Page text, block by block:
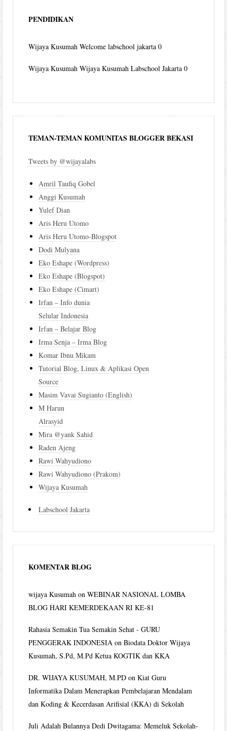
PENDIDIKAN
Wijaya Kusumah Welcome labschool jakarta 0
Wijaya Kusumah Wijaya Kusumah Labschool Jakarta 0
TEMAN-TEMAN KOMUNITAS BLOGGER BEKASI
Tweets by @wijayalabs
Amril Taufiq Gobel
Anggi Kusumah
Yulef Dian
Aris Heru Utomo
Aris Heru Utomo-Blogspot
Dodi Mulyana
Eko Eshape (Wordpress)
Eko Eshape (Blogspot)
Eko Eshape (Cimart)
Irfan – Info dunia
Selular Indonesia
Irfan – Belajar Blog
Irma Senja – Irma Blog
Komar Ibnu Mikam
Tutorial Blog, Linux & Aplikasi Open
Source
Masim Vavai Sugianto (English)
M Harun
Alrasyid
Mira @yank Sahid
Raden Ajeng
Rawi Wahyudiono
Rawi Wahyudiono (Prakom)
Wijaya Kusumah
Labschool Jakarta
KOMENTAR BLOG
wijaya Kusumah onWEBINAR NASIONAL LOMBA
BLOG HARI KEMERDEKAAN RI KE-81
Rahasia Semakin Tua Semakin Sehat - GURU
PENGGERAK INDONESIA onBiodata Doktor Wijaya
Kusumah, S.Pd, M.Pd Ketua KOGTIK dan KKA
DR. WIJAYA KUSUMAH, M.PD onKiat Guru
Informatika Dalam Menerapkan Pembelajaran Mendalam
dan Koding & Kecerdasan Arifisial (KKA) di Sekolah
Juli Adalah Bulannya Dedi Dwitagama: Memeluk Sekolah-